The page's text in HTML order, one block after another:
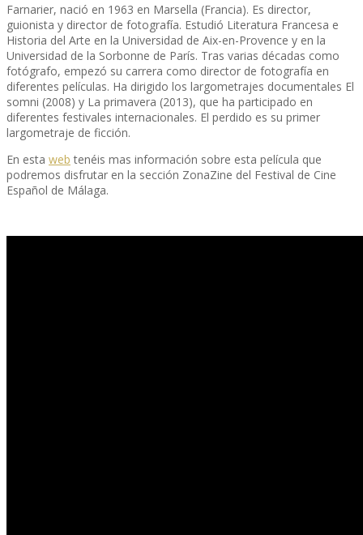
Farnarier, nació en 1963 en Marsella (Francia). Es director,
guionista y director de fotografía. Estudió Literatura Francesa e
Historia del Arte en la Universidad de Aix-en-Provence y en la
Universidad de la Sorbonne de París. Tras varias décadas como
fotógrafo, empezó su carrera como director de fotografía en
diferentes películas. Ha dirigido los largometrajes documentales El
somni (2008) y La primavera (2013), que ha participado en
diferentes festivales internacionales. El perdido es su primer
largometraje de ficción.
En esta web tenéis mas información sobre esta película que
podremos disfrutar en la sección ZonaZine del Festival de Cine
Español de Málaga.